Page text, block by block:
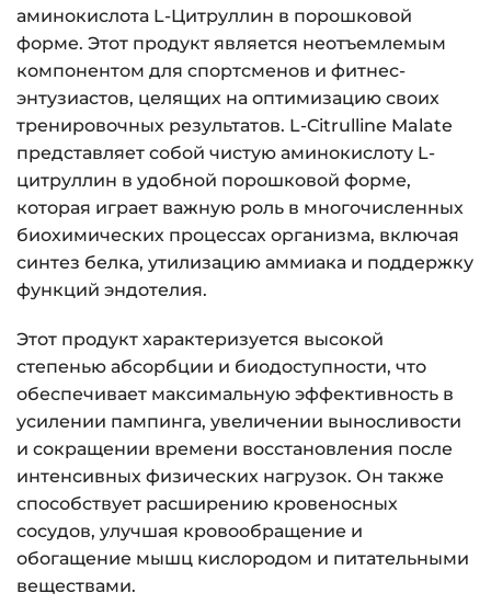
аминокислота L-Цитруллин в порошковой
форме. Этот продукт является неотъемлемым
компонентом для спортсменов и фитнес-
энтузиастов, целящих на оптимизацию своих
тренировочных результатов. L-Citrulline Malate
представляет собой чистую аминокислоту L-
цитруллин в удобной порошковой форме,
которая играет важную роль в многочисленных
биохимических процессах организма, включая
синтез белка, утилизацию аммиака и поддержку
функций эндотелия.
Этот продукт характеризуется высокой
степенью абсорбции и биодоступности, что
обеспечивает максимальную эффективность в
усилении пампинга, увеличении выносливости
и сокращении времени восстановления после
интенсивных физических нагрузок. Он также
способствует расширению кровеносных
сосудов, улучшая кровообращение и
обогащение мышц кислородом и питательными
веществами.